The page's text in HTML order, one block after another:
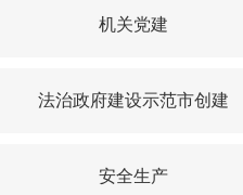
机关党建
法治政府建设示范市创建
安全生产